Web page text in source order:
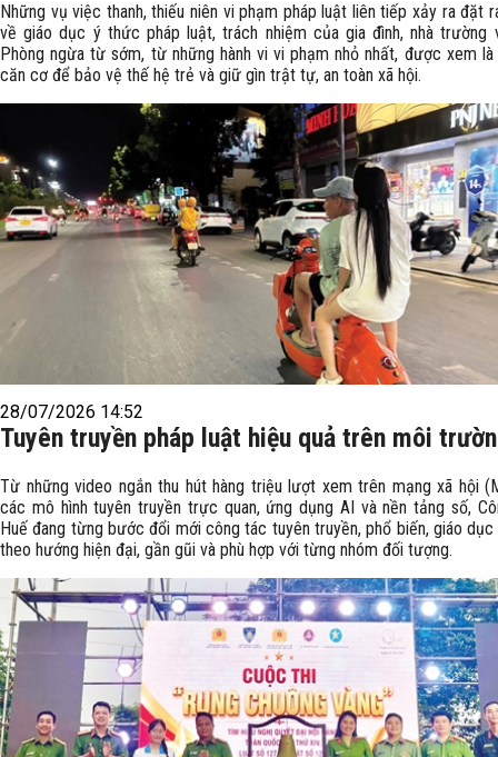
Những vụ việc thanh, thiếu niên vi phạm pháp luật liên tiếp xảy ra đặt
về giáo dục ý thức pháp luật, trách nhiệm của gia đình, nhà trường
Phòng ngừa từ sớm, từ những hành vi vi phạm nhỏ nhất, được xem là
căn cơ để bảo vệ thế hệ trẻ và giữ gìn trật tự, an toàn xã hội.
28/07/2026 14:52
Tuyên truyền pháp luật hiệu quả trên môi
Từ những video ngắn thu hút hàng triệu lượt xem trên mạng xã hội
các mô hình tuyên truyền trực quan, ứng dụng AI và nền tảng số,
Huế đang từng bước đổi mới công tác tuyên truyền, phổ biến, giáo dục
theo hướng hiện đại, gần gũi và phù hợp với từng nhóm đối tượng.